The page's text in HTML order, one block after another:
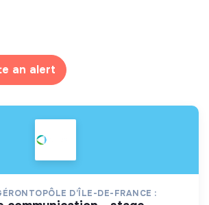
an alert
D’ÎLE-DE-FRANCE :